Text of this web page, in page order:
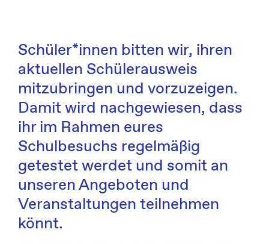
Schüler*innen bitten wir, ihren
aktuellen Schülerausweis
mitzubringen und vorzuzeigen.
Damit wird nachgewiesen, dass
ihr im Rahmen eures
Schulbesuchs regelmäßig
getestet werdet und somit an
unseren Angeboten und
Veranstaltungen teilnehmen
könnt.